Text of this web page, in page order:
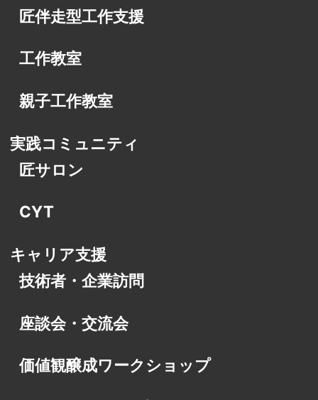
匠伴走型工作支援
工作教室
親子工作教室
実践コミュニティ
匠サロン
CYT
キャリア支援
技術者・企業訪問
座談会・交流会
価値観醸成ワークショップ